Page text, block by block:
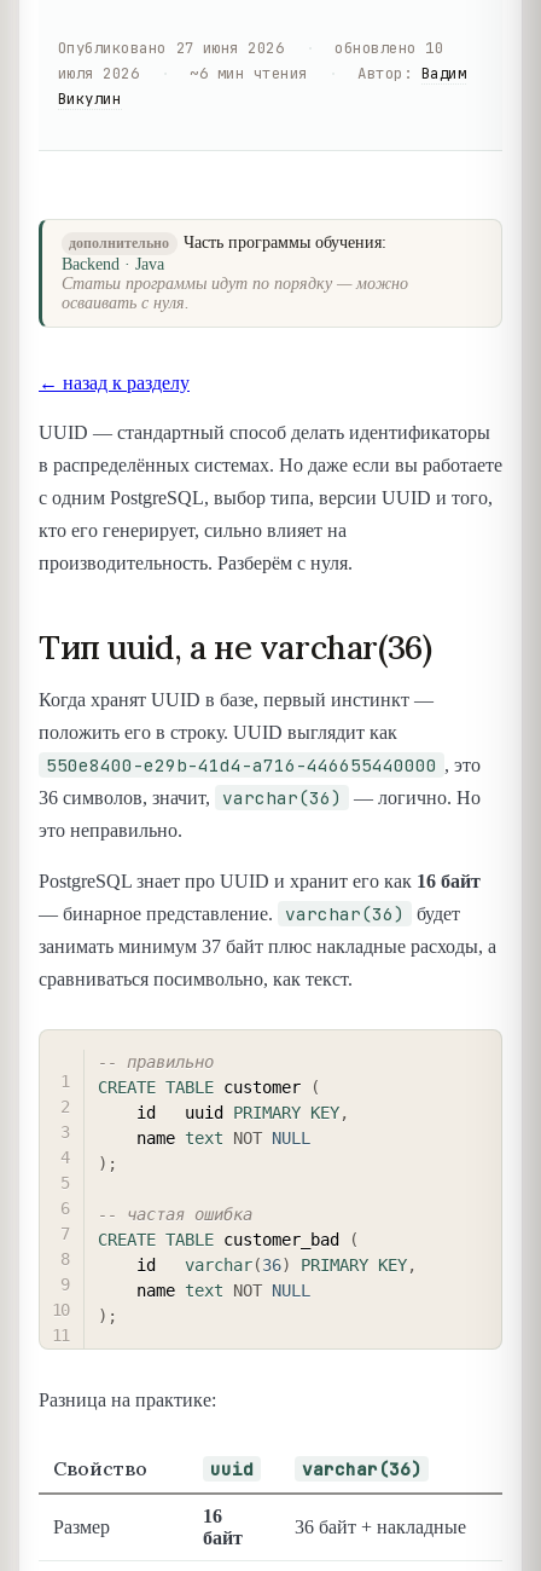
Опубликовано 27 июня 2026 обновлено 10
июля 2026
~6 мин чтения Автор : Вадим
Викулин
дополнительно
Часть программы обучения:
Backend · Java
Статьи программы идут по порядку — можно
осваивать с нуля.
← назад к разделу
UUID — стандартный способ делать идентификаторы
в распределённых системах. Но даже если вы работаете
с одним PostgreSQL, выбор типа, версии UUID и того,
кто его генерирует, сильно влияет на
производительность. Разберём с нуля.
Тип uuid, а не varchar(36)
Когда хранят UUID в базе, первый инстинкт —
положить его в строку. UUID выглядит как
550e8400-e29b-41d4-a716-446655440000 , это
36 символов, значит,
varchar(36)
— логично. Но
это неправильно.
PostgreSQL знает про UUID и хранит его как 16 байт
— бинарное представление.
varchar(36)
будет
занимать минимум 37 байт плюс накладные расходы, а
сравниваться посимвольно, как текст.
-- правильно
CREATE TABLE customer
(
    id   uuid
PRIMARY KEY,
    name
text NOT NULL
) ;
-- частая ошибка
CREATE TABLE customer_bad
(
    id
varchar(36) PRIMARY KEY,
    name
text NOT NULL
) ;
Разница на практике:
Свойство uuid varchar(36)
Размер
16
байт
36 байт + накладные